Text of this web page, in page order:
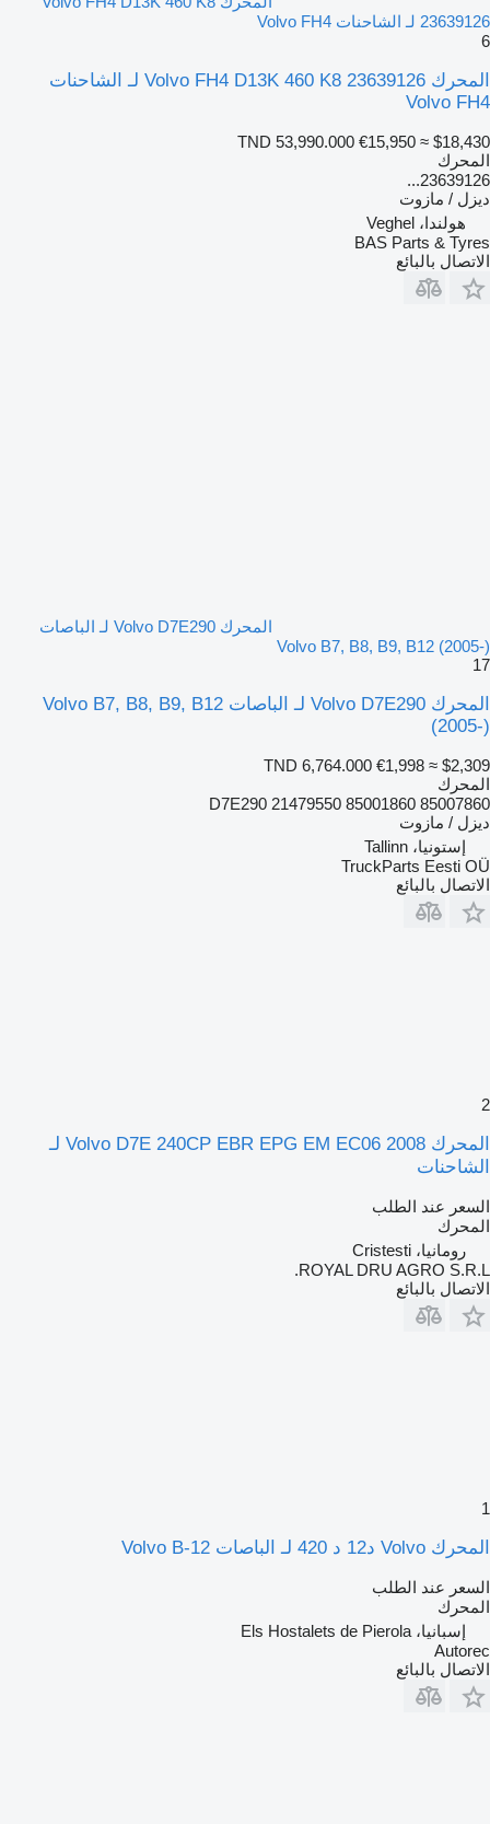
23639126 لـ الشاحنات Volvo FH4
6
المحرك Volvo FH4 D13K 460 K8 23639126 لـ الشاحنات
Volvo FH4
TND 53,990.000 €15,950 ≈ $18,430
المحرك
23639126...
ديزل / مازوت
هولندا، Veghel
BAS Parts & Tyres
الاتصال بالبائع
المحرك Volvo D7E290 لـ الباصات
Volvo B7, B8, B9, B12 (2005-)
17
المحرك Volvo D7E290 لـ الباصات Volvo B7, B8, B9, B12
(2005-)
TND 6,764.000 €1,998 ≈ $2,309
المحرك
D7E290 21479550 85001860 85007860
ديزل / مازوت
إستونيا، Tallinn
TruckParts Eesti OÜ
الاتصال بالبائع
2
المحرك Volvo D7E 240CP EBR EPG EM EC06 2008 لـ
الشاحنات
السعر عند الطلب
المحرك
رومانيا، Cristesti
ROYAL DRU AGRO S.R.L.
الاتصال بالبائع
1
المحرك Volvo د12 د 420 لـ الباصات Volvo B-12
السعر عند الطلب
المحرك
إسبانيا، Els Hostalets de Pierola
Autorec
الاتصال بالبائع